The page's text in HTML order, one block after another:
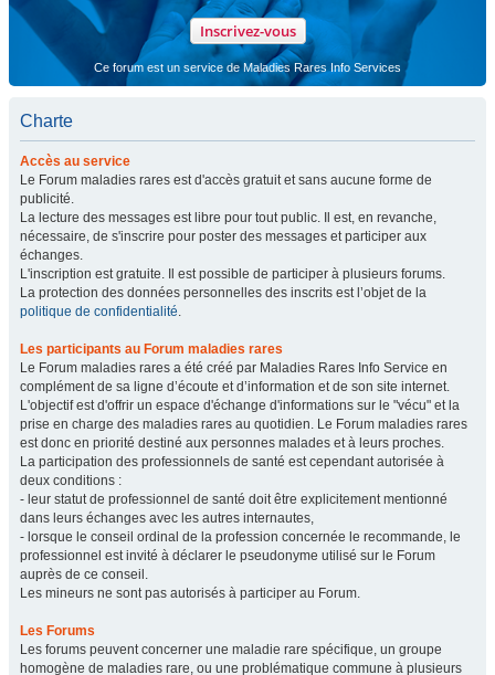
Inscrivez-vous
Ce forum est un service de Maladies Rares Info Services
Charte
Accès au service
Le Forum maladies rares est d'accès gratuit et sans aucune forme de
publicité.
La lecture des messages est libre pour tout public. Il est, en revanche,
nécessaire, de s'inscrire pour poster des messages et participer aux
échanges.
L'inscription est gratuite. Il est possible de participer à plusieurs forums.
La protection des données personnelles des inscrits est l’objet de la
politique de confidentialité.
Les participants au Forum maladies rares
Le Forum maladies rares a été créé par Maladies Rares Info Service en
complément de sa ligne d’écoute et d’information et de son site internet.
L'objectif est d'offrir un espace d'échange d'informations sur le "vécu" et la
prise en charge des maladies rares au quotidien. Le Forum maladies rares
est donc en priorité destiné aux personnes malades et à leurs proches.
La participation des professionnels de santé est cependant autorisée à
deux conditions :
- leur statut de professionnel de santé doit être explicitement mentionné
dans leurs échanges avec les autres internautes,
- lorsque le conseil ordinal de la profession concernée le recommande, le
professionnel est invité à déclarer le pseudonyme utilisé sur le Forum
auprès de ce conseil.
Les mineurs ne sont pas autorisés à participer au Forum.
Les Forums
Les forums peuvent concerner une maladie rare spécifique, un groupe
homogène de maladies rare, ou une problématique commune à plusieurs